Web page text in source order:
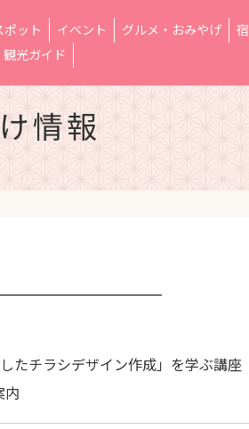
ポット イベント グルメ・おみやげ
観光ガイド
情報
したチラシデザイン作成」を学ぶ講
内